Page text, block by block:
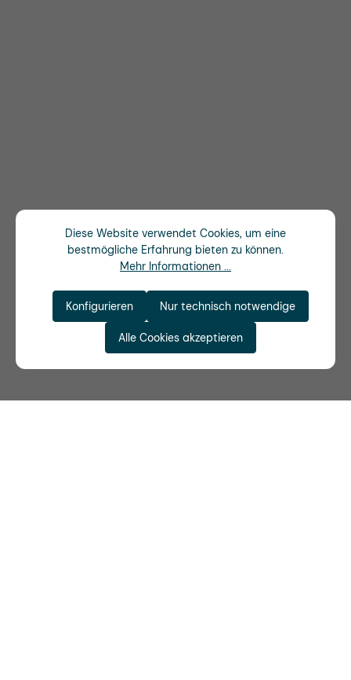
Diese Website verwendet Cookies, um eine
bestmögliche Erfahrung bieten zu können.
Mehr Informationen ...
Nur technisch notwendige
Konfigurieren
Alle Cookies akzeptieren